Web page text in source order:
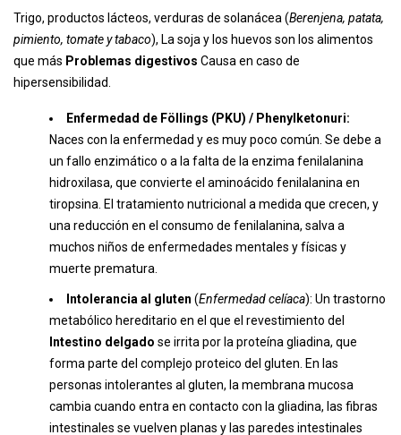
Trigo, productos lácteos, verduras de solanácea (Berenjena, patata,
pimiento, tomate y tabaco), La soja y los huevos son los alimentos
que más Problemas digestivos Causa en caso de
hipersensibilidad.
Enfermedad de Föllings (PKU) / Phenylketonuri:
Naces con la enfermedad y es muy poco común. Se debe a
un fallo enzimático o a la falta de la enzima fenilalanina
hidroxilasa, que convierte el aminoácido fenilalanina en
tiropsina. El tratamiento nutricional a medida que crecen, y
una reducción en el consumo de fenilalanina, salva a
muchos niños de enfermedades mentales y físicas y
muerte prematura.
Intolerancia al gluten (Enfermedad celíaca): Un trastorno
metabólico hereditario en el que el revestimiento del
Intestino delgado se irrita por la proteína gliadina, que
forma parte del complejo proteico del gluten. En las
personas intolerantes al gluten, la membrana mucosa
cambia cuando entra en contacto con la gliadina, las fibras
intestinales se vuelven planas y las paredes intestinales